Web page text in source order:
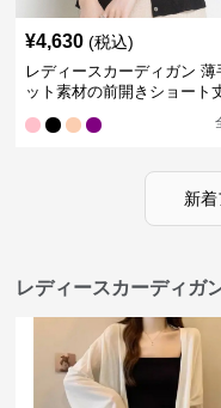
¥4,630 (税込)
レディースカーディガン 薄
ット素材の前開きショート
新
レディースカーディガ